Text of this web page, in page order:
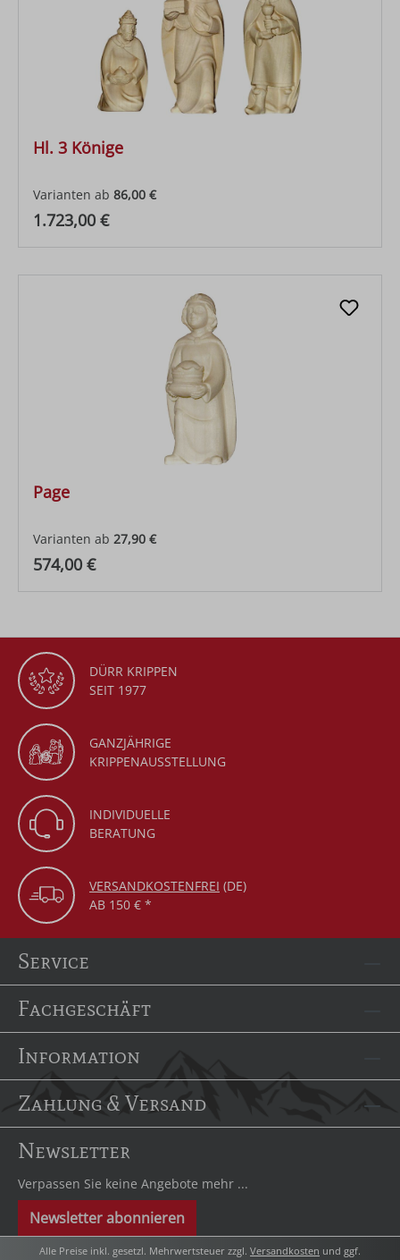
Hl. 3 Könige
Varianten ab 86,00 €
Regulärer Preis:
1.723,00 €
Page
Varianten ab 27,90 €
Regulärer Preis:
574,00 €
DÜRR KRIPPEN
SEIT 1977
GANZJÄHRIGE
KRIPPENAUSSTELLUNG
INDIVIDUELLE
BERATUNG
VERSANDKOSTENFREI (DE)
AB 150 € *
Service
Fachgeschäft
Information
Zahlung & Versand
Newsletter
Verpassen Sie keine Angebote mehr ...
Newsletter abonnieren
Alle Preise inkl. gesetzl. Mehrwertsteuer zzgl. Versandkosten und ggf.